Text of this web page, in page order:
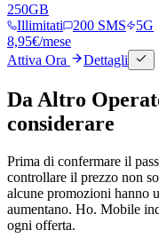
250GB
Illimitati
200 SMS
5G
8,95€/mese
Attiva Ora
Dettagli
Da Altro
considerare
Prima di confermare il
controllare il prezzo non
alcune promozioni hanno
aumentano. Ho. Mobile
ogni offerta.